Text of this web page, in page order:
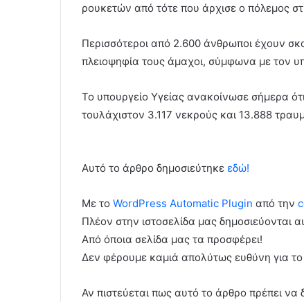
ρουκετών από τότε που άρχισε ο πόλεμος
Περισσότεροι από 2.600 άνθρωποι έχουν
πλειοψηφία τους άμαχοι, σύμφωνα με τον
Το υπουργείο Υγείας ανακοίνωσε σήμερα
τουλάχιστον 3.117 νεκρούς και 13.888
Αυτό το άρθρο δημοσιεύτηκε εδώ!
Με το WordPress Automatic Plugin από την
Πλέον στην ιστοσελίδα μας
Από όποια σελίδα μας τα προσφέρει!
Δεν φέρουμε καμιά απολύτως ευθύνη για το
Αν πιστεύεται πως αυτό το άρθρο πρέπει να